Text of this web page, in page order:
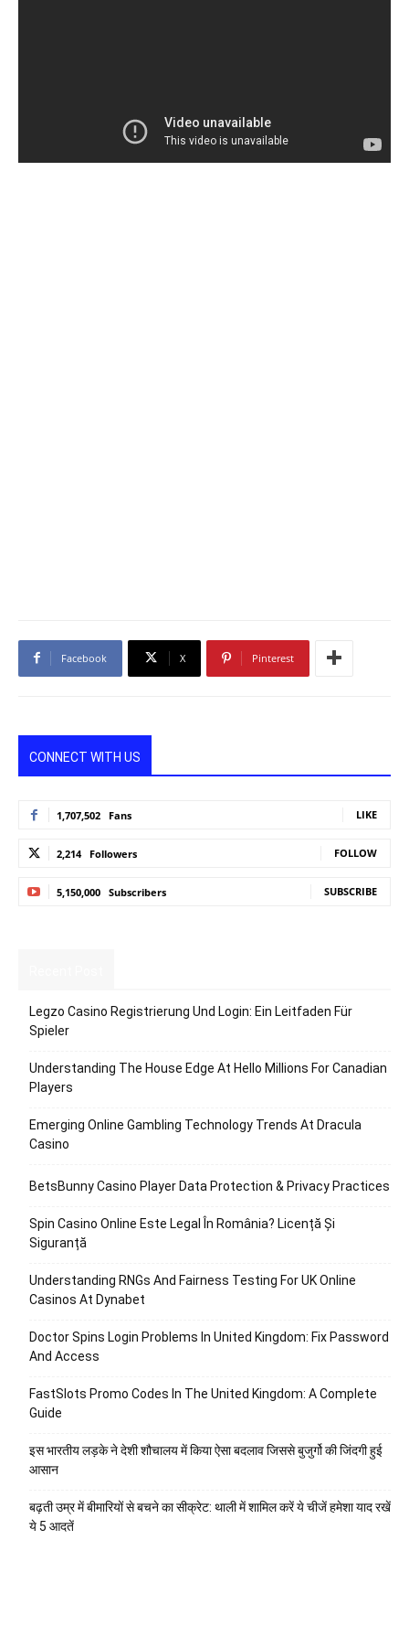
Facebook X Pinterest
CONNECT WITH US
1,707,502 Fans LIKE
2,214 Followers FOLLOW
5,150,000 Subscribers SUBSCRIBE
Legzo Casino Registrierung Und Login: Ein Leitfaden Für
Spieler
Understanding The House Edge At Hello Millions For Canadian
Players
Emerging Online Gambling Technology Trends At Dracula
Casino
BetsBunny Casino Player Data Protection & Privacy Practices
Spin Casino Online Este Legal În România? Licență Și
Siguranță
Understanding RNGs And Fairness Testing For UK Online
Casinos At Dynabet
Doctor Spins Login Problems In United Kingdom: Fix Password
And Access
FastSlots Promo Codes In The United Kingdom: A Complete
Guide
इस भारतीय लड़के ने देशी शौचालय में किया ऐसा बदलाव जिससे बुजुर्गो की जिंदगी हुई
आसान
बढ़ती उम्र में बीमारियों से बचने का सीक्रेट: थाली में शामिल करें ये चीजें हमेशा याद रखें
ये 5 आदतें